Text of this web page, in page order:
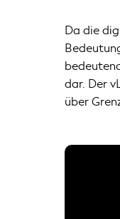
Da die
dar. Der
über